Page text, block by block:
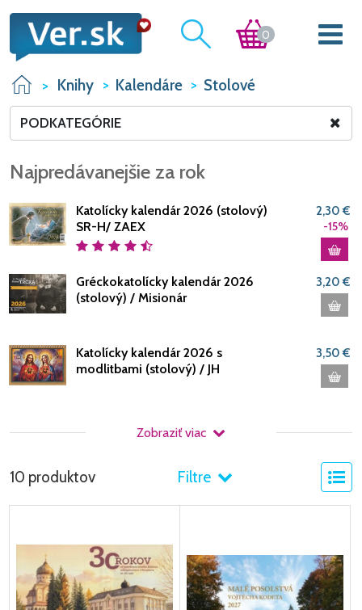
0
Knihy Kalendáre Stolové
PODKATEGÓRIE
Najpredávanejšie za rok
Katolícky kalendár 2026 (stolový)
SR-H/ ZAEX
2,30 €
-15%
Gréckokatolícky kalendár 2026
(stolový) / Misionár
3,20 €
Katolícky kalendár 2026 s
modlitbami (stolový) / JH
3,50 €
Zobraziť viac
10 produktov Filtre